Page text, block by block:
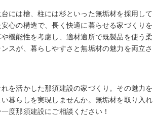
には檜、柱には杉といった無垢材を採用して
心の構造で、長く快適に暮らせる家づくりを
機能性を考慮し、適材適所で既製品を使う柔
スが、暮らしやすさと無垢材の魅力を両立さ
を活かした那須建設の家づくり。その魅力を
暮らしを実現しませんか。無垢材を取り入れ
度那須建設にご相談ください！